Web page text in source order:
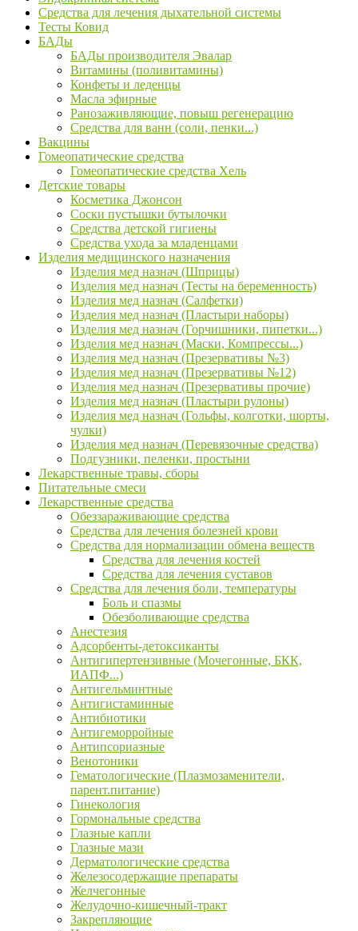
Средства для лечения дыхательной системы
Тесты Ковид
БАДы
БАДы производителя Эвалар
Витамины (поливитамины)
Конфеты и леденцы
Масла эфирные
Ранозаживляющие, повыш регенерацию
Средства для ванн (соли, пенки...)
Вакцины
Гомеопатические средства
Гомеопатические средства Хель
Детские товары
Косметика Джонсон
Соски пустышки бутылочки
Средства детской гигиены
Средства ухода за младенцами
Изделия медицинского назначения
Изделия мед назнач (Шприцы)
Изделия мед назнач (Тесты на беременность)
Изделия мед назнач (Салфетки)
Изделия мед назнач (Пластыри наборы)
Изделия мед назнач (Горчишники, пипетки...)
Изделия мед назнач (Маски, Компрессы...)
Изделия мед назнач (Презервативы №3)
Изделия мед назнач (Презервативы №12)
Изделия мед назнач (Презервативы прочие)
Изделия мед назнач (Пластыри рулоны)
Изделия мед назнач (Гольфы, колготки, шорты,
чулки)
Изделия мед назнач (Перевязочные средства)
Подгузники, пеленки, простыни
Лекарственные травы, сборы
Питательные смеси
Лекарственные средства
Обеззараживающие средства
Средства для лечения болезней крови
Средства для нормализации обмена веществ
Средства для лечения костей
Средства для лечения суставов
Средства для лечения боли, температуры
Боль и спазмы
Обезболивающие средства
Анестезия
Адсорбенты-детоксиканты
Антигипертензивные (Мочегонные, БКК,
ИАПФ...)
Антигельминтные
Антигистаминные
Антибиотики
Антигеморройные
Антипсориазные
Венотоники
Гематологические (Плазмозаменители,
парент.питание)
Гинекология
Гормональные средства
Глазные капли
Глазные мази
Дерматологические средства
Железосодержащие препараты
Желчегонные
Желудочно-кишечный-тракт
Закрепляющие